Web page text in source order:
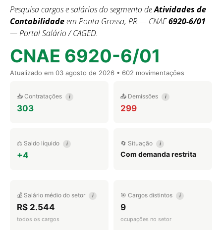
Pesquisa cargos e salários do segmento deAtividades de
Contabilidadeem Ponta Grossa, PR — CNAE6920-6/01
— Portal Salário / CAGED.
CNAE 6920-6/01
Atualizado em 03 agosto de 2026 • 602 movimentações
📥 Contratações i
303
📤 Demissões i
299
⚖️ Saldo líquido i
+4
🔄 Situação i
Com demanda restrita
💰 Salário médio do setor i
R$ 2.544
todos os cargos
🎯 Cargos distintos i
9
ocupações no setor